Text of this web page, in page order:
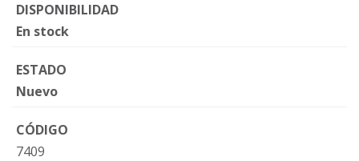
DISPONIBILIDAD
En stock
ESTADO
Nuevo
CÓDIGO
7409